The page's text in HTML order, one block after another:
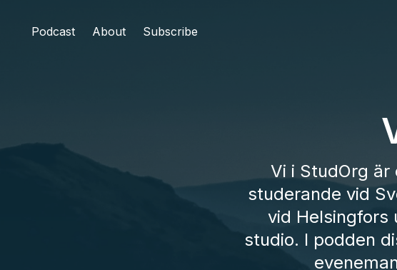
Podcast About Subscribe
Vi i StudOrg
studerande vid
vid Helsingfors
studio. I podden